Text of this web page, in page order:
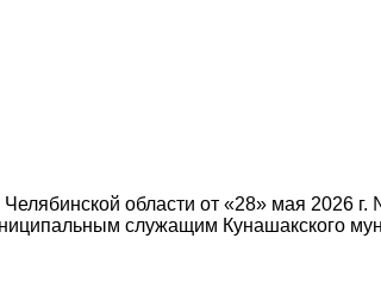
области от «28» мая 2026
служащим Кунашакского